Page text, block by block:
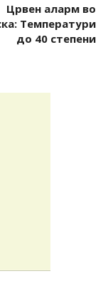
Црвен аларм во
Температури
до 40 степени